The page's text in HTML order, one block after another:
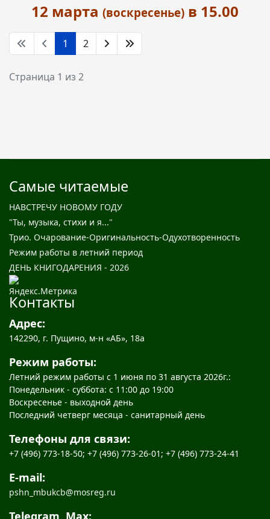
12 марта (воскресенье) в 15.00
1 2
Страница 1 из 2
Самые читаемые
НАВСТРЕЧУ НОВОМУ ГОДУ
"Ты, музыка, стихи и я..."
Трио. Очарование-Оригинальность-Одухотворенность
Режим работы в летний период
ДЕНЬ КНИГОДАРЕНИЯ - 2026
Контакты
Адрес:
142290, г. Пущино, м-н «АБ», 18а
Режим работы:
Летний режим работы с 1 июня по 31 августа 2026г.:
Понедельник - суббота: с 11:00 до 19:00
Воскресенье - выходной день
Последний четверг месяца - санитарный день
Телефоны для связи:
+7 (496) 773-18-50; +7 (496) 773-26-01; +7 (496) 773-24-41
E-mail:
pshn_mbukcb@mosreg.ru
Telegram, Max: